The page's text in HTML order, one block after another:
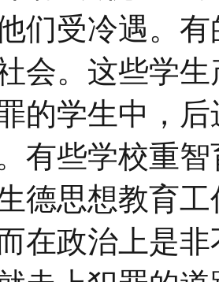
们受冷遇。
会。这些学
的学生中，后
有些学校重
德思想教育
在政治上是